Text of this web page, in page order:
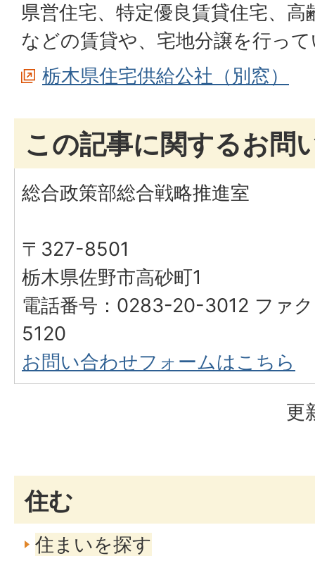
県営住宅、特定優良賃貸住宅、
などの賃貸や、宅地分譲を行っ
栃木県住宅供給公社（別窓）
この記事に関するお問
総合政策部総合戦略推進室
〒327-8501
栃木県佐野市高砂町1
電話番号：0283-20-3012 ファ
5120
お問い合わせフォームはこちら
更
住む
住まいを探す